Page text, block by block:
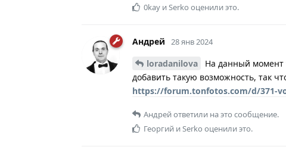
0kay иSerko оценили это.
Андрей 28 янв 2024
loradanilova
На данный момент
добавить такую возможность, так
https://forum.tonfotos.com/d/371-
Андрейответили на это сообщение.
Георгий иSerko оценили это.